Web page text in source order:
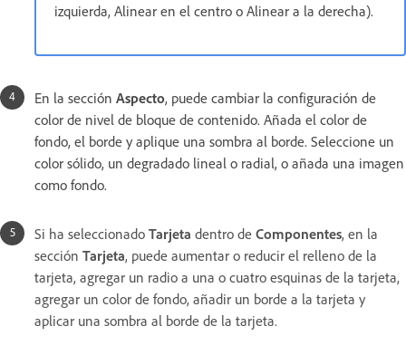
izquierda, Alinear en el centro o Alinear a la derecha).
En la sección Aspecto, puede cambiar la configuración de
color de nivel de bloque de contenido. Añada el color de
fondo, el borde y aplique una sombra al borde. Seleccione un
color sólido, un degradado lineal o radial, o añada una imagen
como fondo.
Si ha seleccionado Tarjeta dentro de Componentes, en la
sección Tarjeta, puede aumentar o reducir el relleno de la
tarjeta, agregar un radio a una o cuatro esquinas de la tarjeta,
agregar un color de fondo, añadir un borde a la tarjeta y
aplicar una sombra al borde de la tarjeta.